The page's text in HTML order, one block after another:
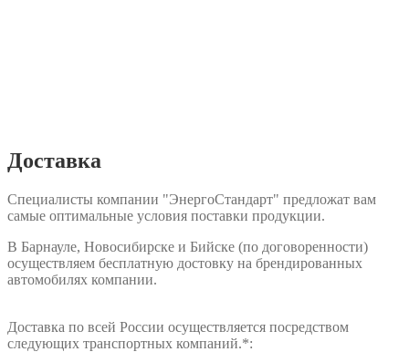
Доставка
Специалисты компании "ЭнергоСтандарт" предложат вам
самые оптимальные условия поставки продукции.
В Барнауле, Новосибирске и Бийске (по договоренности)
осуществляем бесплатную достовку на брендированных
автомобилях компании.
Доставка по всей России осуществляется посредством
следующих транспортных компаний.*: